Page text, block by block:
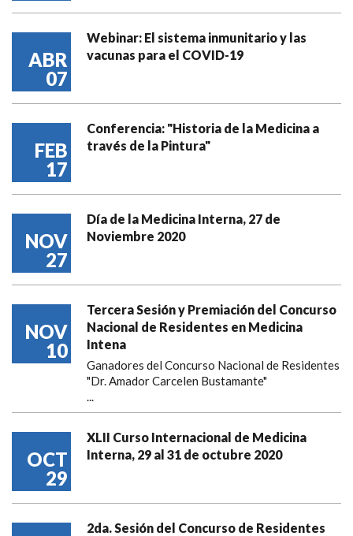
ABR
07
Webinar: El sistema inmunitario y las
vacunas para el COVID-19
FEB
17
Conferencia: "Historia de la Medicina a
través de la Pintura"
NOV
27
Día de la Medicina Interna, 27 de
Noviembre 2020
NOV
10
Tercera Sesión y Premiación del Concurso
Nacional de Residentes en Medicina
Intena
Ganadores del Concurso Nacional de Residentes
"Dr. Amador Carcelen Bustamante"
...
OCT
29
XLII Curso Internacional de Medicina
Interna, 29 al 31 de octubre 2020
2da. Sesión del Concurso de Residentes